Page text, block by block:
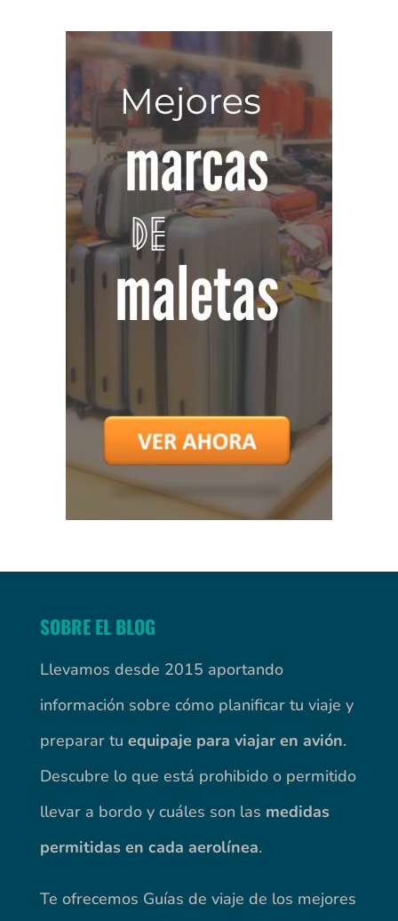
SOBRE EL BLOG
Llevamos desde 2015 aportando
información sobre cómo planificar tu viaje y
preparar tu equipaje para viajar en avión.
Descubre lo que está prohibido o permitido
llevar a bordo y cuáles son las medidas
permitidas en cada aerolínea.
Te ofrecemos Guías de viaje de los mejores